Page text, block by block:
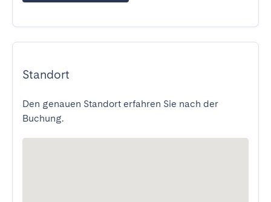
Standort
Den genauen Standort erfahren Sie nach der
Buchung.